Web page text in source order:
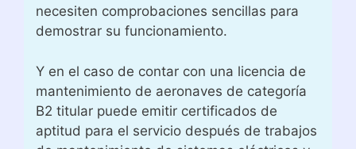
necesiten comprobaciones sencillas para
demostrar su funcionamiento.
Y en el caso de contar con una licencia de
mantenimiento de aeronaves de categoría
B2 titular puede emitir certificados de
aptitud para el servicio después de trabajos